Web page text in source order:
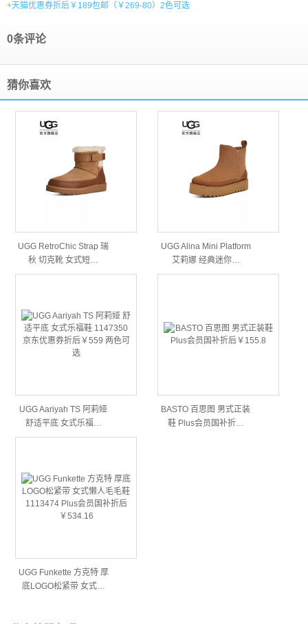
+天猫优惠券折后￥189包邮（￥269-80）2色可选
0条评论
猜你喜欢
UGG RetroChic Strap 瑞
秋 切克靴 女式短…
UGG Alina Mini Platform
艾莉娜 经典迷你…
UGG Aariyah TS 阿莉娅
舒适平底 女式乐福…
BASTO 百思图 男式正装
鞋 Plus会员国补折…
UGG Funkette 方克特 厚
底LOGO松紧带 女式…